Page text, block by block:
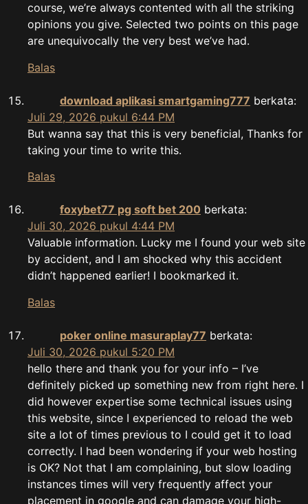
course, we’re always contented with all the striking
opinions you give. Selected two points on this page
are unequivocally the very best we’ve had.
Balas
download aplikasi smartgaming777 berkata:
Juli 29, 2026 pukul 6:44 PM
But wanna say that this is very beneficial, Thanks for
taking your time to write this.
Balas
foxybet77 pg soft bet 200 berkata:
Juli 30, 2026 pukul 4:44 PM
Valuable information. Lucky me I found your web site
by accident, and I am shocked why this accident
didn’t happened earlier! I bookmarked it.
Balas
poker online masuraplay77 berkata:
Juli 30, 2026 pukul 5:20 PM
hello there and thank you for your info – I’ve
definitely picked up something new from right here. I
did however expertise some technical issues using
this website, since I experienced to reload the web
site a lot of times previous to I could get it to load
correctly. I had been wondering if your web hosting
is OK? Not that I am complaining, but slow loading
instances times will very frequently affect your
placement in google and can damage your high-